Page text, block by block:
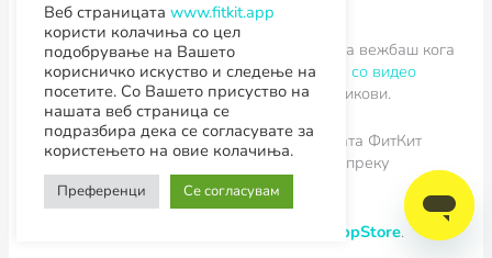
ФитКитe апликација која ти овозможува да вежбаш кога
сакаш и каде сакаш, сега и какоплатформа со видео
програмиза вежбање со твоите омилени ликови.
Програмите можеш да ги отклучиш со твојата ФитКит
претплата, со 15 кредити, 990 денари, или преку
видеотеката на MaxTV.
AppStore.
Веб страницата www.fitkit.app
користи колачиња со цел
подобрување на Вашето
корисничко искуство и следење на
посетите. Со Вашето присуство на
нашата веб страница се
подразбира дека се согласувате за
користењето на овие колачиња.
Преференци Се согласувам